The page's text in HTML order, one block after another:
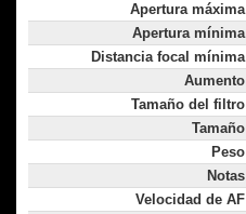
Apertura máxima
Apertura mínima
Distancia focal mínima
Aumento
Tamaño del filtro
Tamaño
Peso
Notas
Velocidad de AF